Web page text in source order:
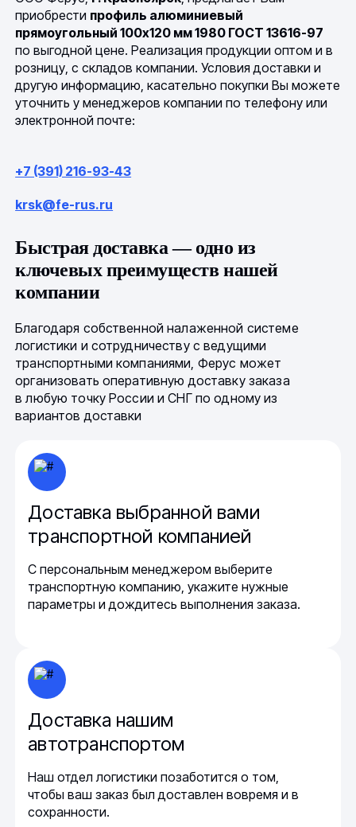
приобрести профиль алюминиевый
прямоугольный 100х120 мм 1980 ГОСТ 13616-97
по выгодной цене. Реализация продукции оптом и в
розницу, с складов компании. Условия доставки и
другую информацию, касательно покупки Вы можете
уточнить у менеджеров компании по телефону или
электронной почте:
+7 (391) 216-93-43
krsk@fe-rus.ru
Быстрая доставка — одно из
ключевых преимуществ нашей
компании
Благодаря собственной налаженной системе
логистики и сотрудничеству с ведущими
транспортными компаниями, Ферус может
организовать оперативную доставку заказа
в любую точку России и СНГ по одному из
вариантов доставки
Доставка выбранной вами
транспортной компанией
С персональным менеджером выберите
транспортную компанию, укажите нужные
параметры и дождитесь выполнения заказа.
Доставка нашим
автотранспортом
Наш отдел логистики позаботится о том,
чтобы ваш заказ был доставлен вовремя и в
сохранности.